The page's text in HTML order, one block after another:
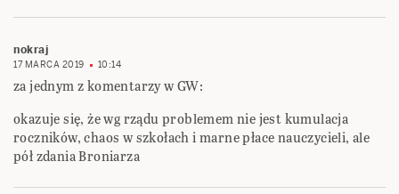
nokraj
17 MARCA 2019 10:14
za jednym z komentarzy w GW:
okazuje się, że wg rządu problemem nie jest kumulacja
roczników, chaos w szkołach i marne płace nauczycieli, ale
pół zdania Broniarza